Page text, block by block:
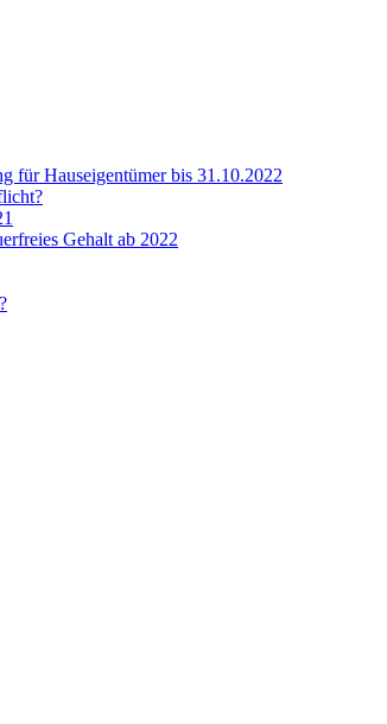
für Hauseigentümer bis 31.10.2022
Gehalt ab 2022